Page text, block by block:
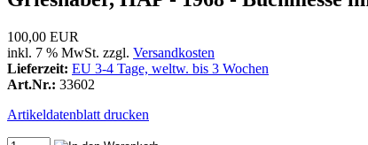
100,00 EUR
inkl. 7 % MwSt. zzgl. Versandkosten
Lieferzeit: EU 3-4 Tage, weltw. bis 3 Wochen
Art.Nr.: 33602
Artikeldatenblatt drucken